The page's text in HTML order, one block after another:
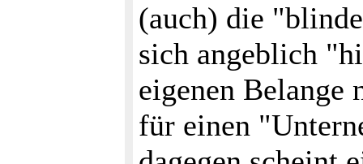
(auch) die
sich angeblich
eigenen
für einen